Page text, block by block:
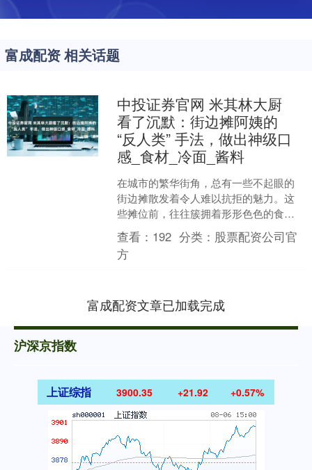
富成配资 相关话题
中投证券官网 米其林大厨
看了沉默：街边摊阿姨的
“反人类” 手法，做出神级口
感_食材_冷面_酱料
在城市的繁华街角，总有一些不起眼的
街边摊散发着令人难以抗拒的魅力。这
些摊位前，往往簇拥着形形色色的食
客，他们不顾周遭的喧嚣与简陋，只为
一品那独特的美味。而在这些....
查看： 192 分类： 股票配资公司官
方
富成配资文章已加载完成
沪深京指数
上证综指 3900.35 +21.92 +0.57%